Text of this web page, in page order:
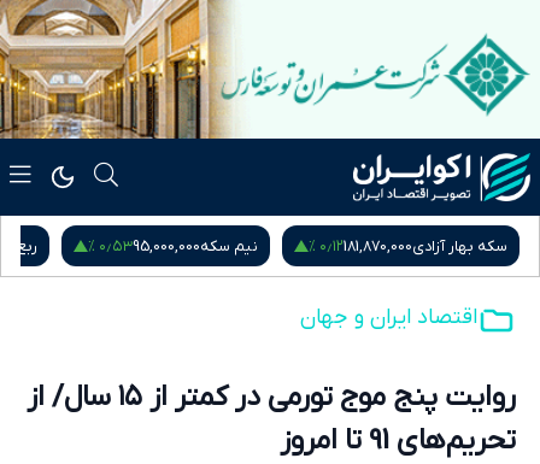
سکه بهار آزادی181,870,000۰٫۱۲ % نیم سکه95,000,000۰٫۵۳ % ربع
اقتصاد ایران و جهان
روایت پنج موج تورمی در کمتر از ۱۵ سال/ از
تحریم‌های 91 تا امروز